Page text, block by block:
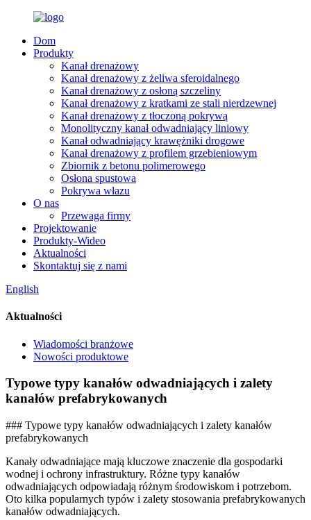
Dom
Produkty
Kanał drenażowy
Kanał drenażowy z żeliwa sferoidalnego
Kanał drenażowy z osłoną szczeliny
Kanał drenażowy z kratkami ze stali nierdzewnej
Kanał drenażowy z tłoczoną pokrywą
Monolityczny kanał odwadniający liniowy
Kanał odwadniający krawężniki drogowe
Kanał drenażowy z profilem grzebieniowym
Zbiornik z betonu polimerowego
Osłona spustowa
Pokrywa włazu
O nas
Przewaga firmy
Projektowanie
Produkty-Wideo
Aktualności
Skontaktuj się z nami
English
Aktualności
Wiadomości branżowe
Nowości produktowe
Typowe typy kanałów odwadniających i zalety
kanałów prefabrykowanych
### Typowe typy kanałów odwadniających i zalety kanałów
prefabrykowanych
Kanały odwadniające mają kluczowe znaczenie dla gospodarki
wodnej i ochrony infrastruktury. Różne typy kanałów
odwadniających odpowiadają różnym środowiskom i potrzebom.
Oto kilka popularnych typów i zalety stosowania prefabrykowanych
kanałów odwadniających.